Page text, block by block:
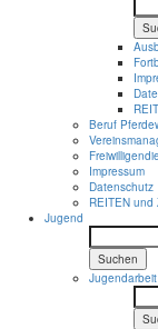
Beruf
Impressum
Datenschutz
REITEN und
Jugend
Suchen